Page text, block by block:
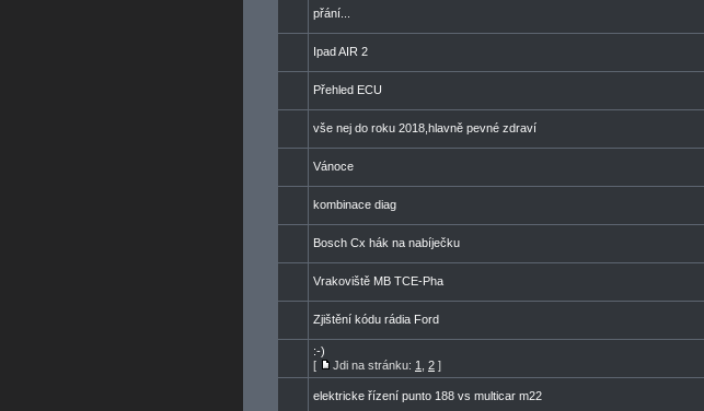
přání...
Ipad AIR 2
Přehled ECU
vše nej do roku 2018,hlavně pevné zdraví
Vánoce
kombinace diag
Bosch Cx hák na nabíječku
Vrakoviště MB TCE-Pha
Zjištění kódu rádia Ford
:-)
[
Jdi na stránku: 1 2 ]
elektricke řízení punto 188 vs multicar m22